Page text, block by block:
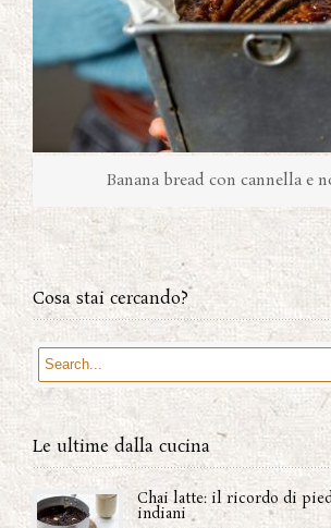
Banana bread con cannella e
Cosa stai cercando?
Le ultime dalla cucina
Chai latte: il ricordo di
indiani